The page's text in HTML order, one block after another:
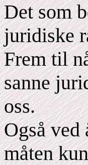
Det som
juridiske
Frem til
sanne
oss.
Også ved
måten